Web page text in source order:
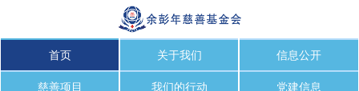
首页 关于我们 信息公开
慈善项目 我们的行动 党建信息